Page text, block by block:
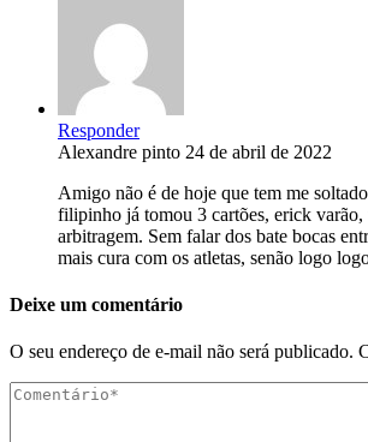
Responder
Alexandre pinto 24 de abril de 2022
Amigo não é de hoje que tem me
filipinho já tomou 3 cartões, erick varão,
arbitragem. Sem falar dos bate bocas
mais cura com os atletas, senão logo
Deixe um comentário
O seu endereço de e-mail não será publicado.